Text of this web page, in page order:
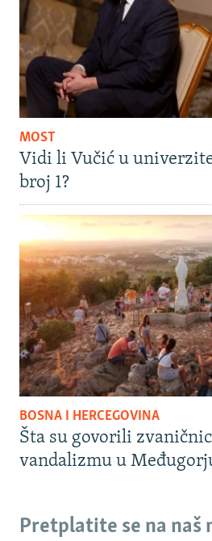
MOST
Vidi li Vučić u
broj 1?
BOSNA I HERCEGOVINA
Šta su govorili
vandalizmu u
Pretplatite se na naš